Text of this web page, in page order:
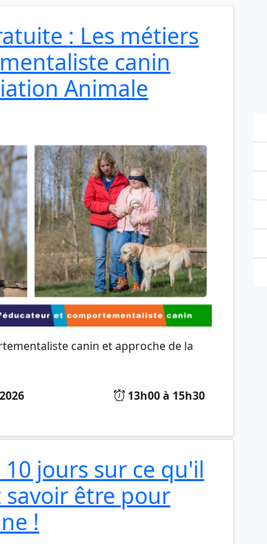
: Les métiers
canin
Animale
canin et approche de la
13h00 à 15h30
jours sur ce qu'il
savoir être pour
!